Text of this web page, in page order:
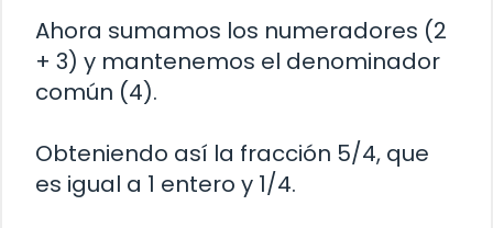
Ahora sumamos los numeradores (2
+ 3) y mantenemos el denominador
común (4).
Obteniendo así la fracción 5/4, que
es igual a 1 entero y 1/4.